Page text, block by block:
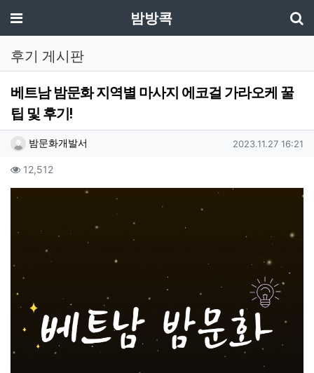
메뉴 밤방콕
후기 게시판
베트남 밤문화 지역별 마사지 에코걸 가라오케 꿀
팁 및 후기!
작성자 정보
밤문화개발서 작성일
2023.11.27 16:21
컨텐츠 정보
12,512조회
본문